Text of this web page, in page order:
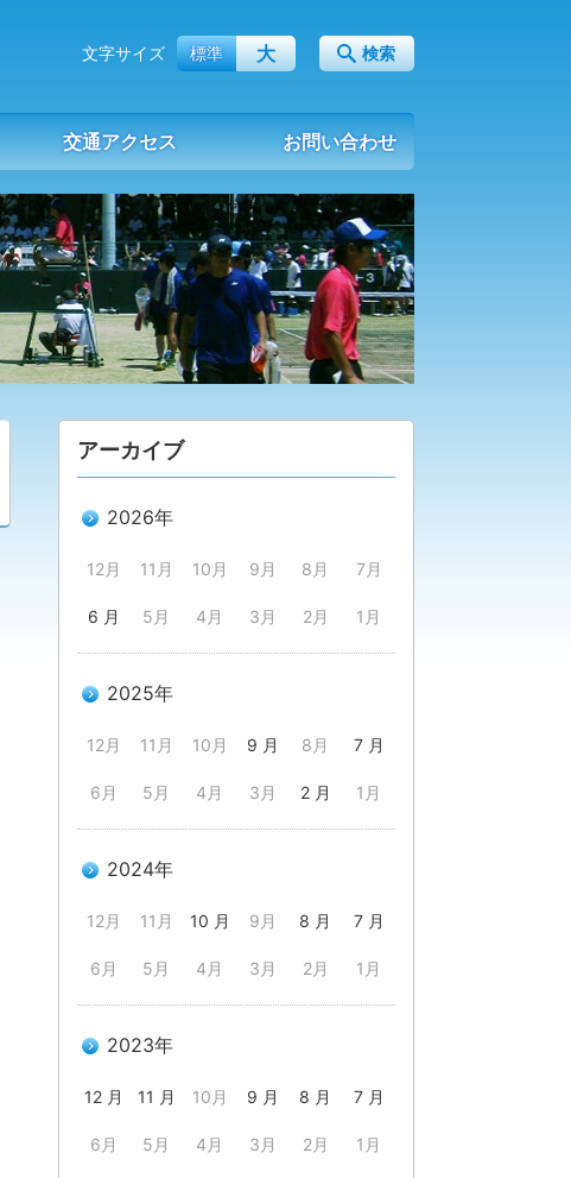
交通アクセス お問い合わせ
検索
文字サイズ 標準 大
アーカイブ
2026年
12月 11月 10月 9月 8月 7月
6 月 5月 4月 3月 2月 1月
2025年
12月 11月 10月 9 月 8月 7 月
6月 5月 4月 3月 2 月 1月
2024年
12月 11月 10 月 9月 8 月 7 月
6月 5月 4月 3月 2月 1月
2023年
12 月 11 月 10月 9 月 8 月 7 月
6月 5月 4月 3月 2月 1月